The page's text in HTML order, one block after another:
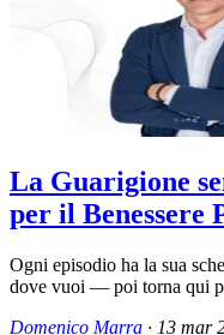
La Guarigione
per il Benessere
Ogni episodio ha la sua
dove vuoi — poi torna qui
Domenico Marra · 13 mar